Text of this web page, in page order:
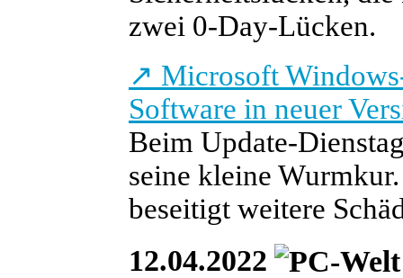
zwei 0-Day-Lücken.
↗ Microsoft
Software in neuer
Beim Update-
seine kleine
beseitigt weitere
12.04.2022